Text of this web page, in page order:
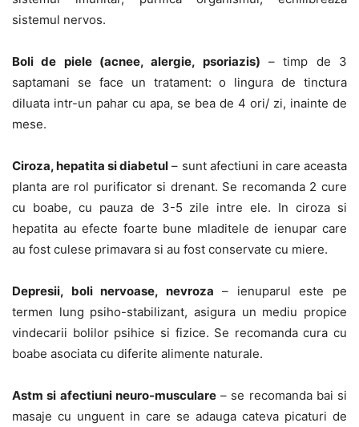
sistemul nervos.
Boli de piele (acnee, alergie, psoriazis) – timp de 3
saptamani se face un tratament: o lingura de tinctura
diluata intr-un pahar cu apa, se bea de 4 ori/ zi, inainte de
mese.
Ciroza, hepatita si diabetul – sunt afectiuni in care aceasta
planta are rol purificator si drenant. Se recomanda 2 cure
cu boabe, cu pauza de 3-5 zile intre ele. In ciroza si
hepatita au efecte foarte bune mladitele de ienupar care
au fost culese primavara si au fost conservate cu miere.
Depresii, boli nervoase, nevroza – ienuparul este pe
termen lung psiho-stabilizant, asigura un mediu propice
vindecarii bolilor psihice si fizice. Se recomanda cura cu
boabe asociata cu diferite alimente naturale.
Astm si afectiuni neuro-musculare– se recomanda bai si
masaje cu unguent in care se adauga cateva picaturi de